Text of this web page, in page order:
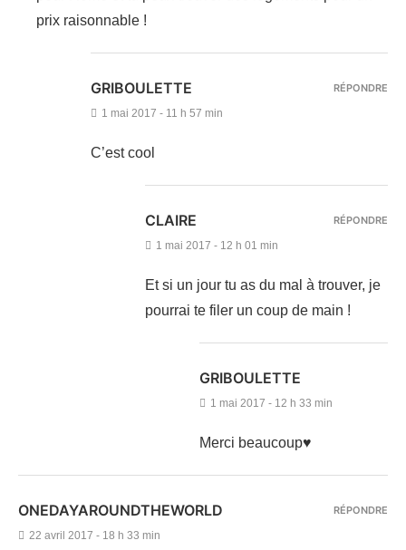
prix raisonnable !
GRIBOULETTE
1 mai 2017 - 11 h 57 min
C’est cool
RÉPONDRE
CLAIRE
1 mai 2017 - 12 h 01 min
Et si un jour tu as du mal à trouver, je
pourrai te filer un coup de main !
RÉPONDRE
GRIBOULETTE
1 mai 2017 - 12 h 33 min
Merci beaucoup♥
ONEDAYAROUNDTHEWORLD
22 avril 2017 - 18 h 33 min
RÉPONDRE